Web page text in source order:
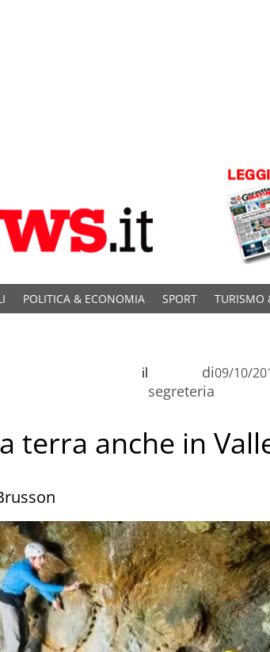
POLITICA & ECONOMIA SPORT TURISMO
di
segreteria
il 09/10/
terra anche in